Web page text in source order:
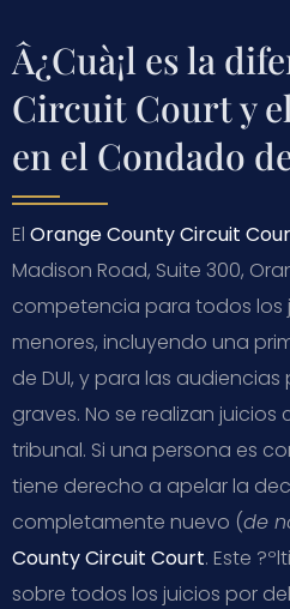
Â¿Cuà¡l es la
Circuit Court y
en el Condado
El Orange County Circuit
Madison Road, Suite 300,
competencia para todos los
menores, incluyendo una
de DUI, y para las
graves. No se realizan
tribunal. Si una persona es
tiene derecho a apelar la
completamente nuevo (de
County Circuit Court. Este
sobre todos los juicios por